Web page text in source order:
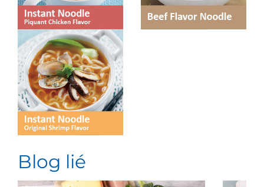
Blog lié